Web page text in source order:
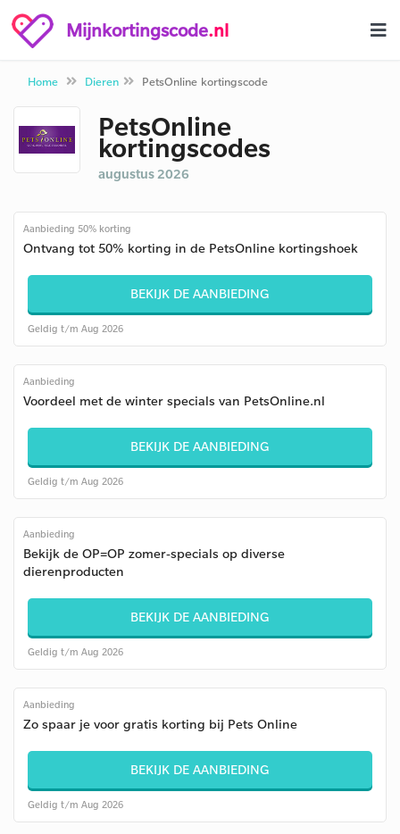
Mijnkortingscode.nl
Home Dieren PetsOnline kortingscode
PetsOnline
kortingscodes
augustus 2026
Aanbieding 50% korting
Ontvang tot 50% korting in de PetsOnline kortingshoek
BEKIJK DE AANBIEDING
Geldig t/m Aug 2026
Aanbieding
Voordeel met de winter specials van PetsOnline.nl
BEKIJK DE AANBIEDING
Geldig t/m Aug 2026
Aanbieding
Bekijk de OP=OP zomer-specials op diverse
dierenproducten
BEKIJK DE AANBIEDING
Geldig t/m Aug 2026
Aanbieding
Zo spaar je voor gratis korting bij Pets Online
BEKIJK DE AANBIEDING
Geldig t/m Aug 2026